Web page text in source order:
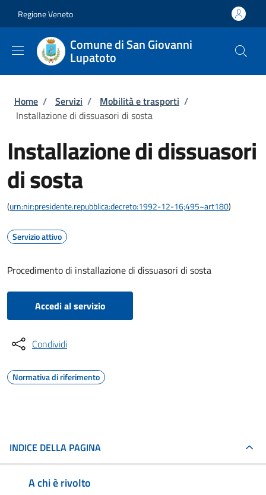
Regione Veneto
Comune di San Giovanni
Lupatoto
Briciole di pane
Home / Servizi / Mobilità e trasporti /
Installazione di dissuasori di sosta
Installazione di dissuasori
di sosta
(urn:nir:presidente.repubblica:decreto:1992-12-16;495~art180)
Servizio attivo
Procedimento di installazione di dissuasori di sosta
Accedi al servizio
Condividi
Normativa di riferimento
INDICE DELLA PAGINA
A chi è rivolto